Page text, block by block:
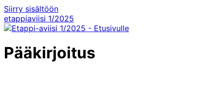
Siirry sisältöön
etappiaviisi 1/2025
Pääkirjoitus